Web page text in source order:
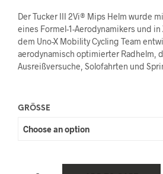
Der Tucker III 2Vi® Mips Helm wurde
eines Formel-1-Aerodynamikers und
dem Uno-X Mobility Cycling Team
aerodynamisch optimierter Radhelm,
Ausreißversuche, Solofahrten und
GRÖSSE